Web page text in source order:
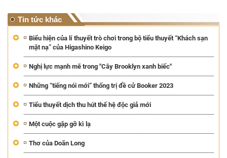
Tin tức khác
Biểu hiện của lí thuyết trò chơi trong bộ tiểu thuyết “Khách sạn
mặt nạ” của Higashino Keigo
Nghị lực mạnh mẽ trong "Cây Brooklyn xanh biếc"
Những “tiếng nói mới” thống trị đề cử Booker 2023
Tiểu thuyết dịch thu hút thế hệ độc giả mới
Một cuộc gặp gỡ kì lạ
Thơ của Doãn Long